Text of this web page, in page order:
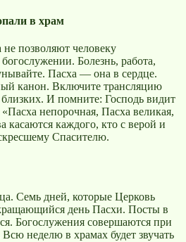
в храм
не позволяют человеку
Болезнь, работа,
Пасха — она в сердце.
канон. Включите трансляцию
И помните: Господь видит
непорочная, Пасха великая,
каждого, кто с верой и
Спасителю.
Семь дней, которые Церковь
день Пасхи. Посты в
Богослужения совершаются при
неделю в храмах будет звучать